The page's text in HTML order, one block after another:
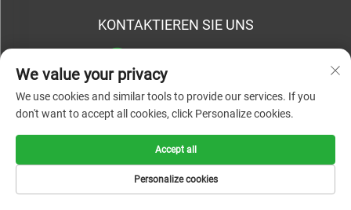
KONTAKTIEREN SIE UNS
Tel.:+86-13958919577
E-Mail:[email protected]
HINTERLASSEN SIE UNS EINE NACHRICHT
We value your privacy
We use cookies and similar tools to provide our services. If you
don't want to accept all cookies, click Personalize cookies.
Personalize cookies
Accept all